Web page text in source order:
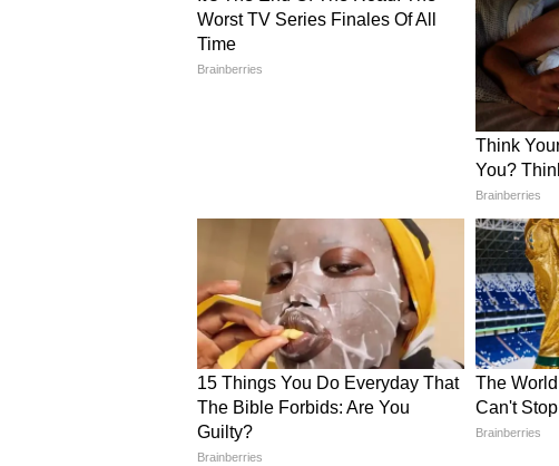
लाइफ राफ्ट का भी समंदर में टिके रहना
विमान लगातार इस पूरे खौफनाक मंजर पर
समंदर के बीच रहस्यमयी तालमेल: 'MV
तनाव तब और बढ़ गया जब यह महसूस किया
समय तक सुरक्षित नहीं रखा जा सकता। तब
स्थल के पास मौजूद एक विशाल कमर्शियल
एंड नेविस के झंडे वाला यह भारी-भरकम
एयरक्राफ्ट से मिले संदेश के बाद, 'MV जबल
लहरों को चीरते हुए डूबती नाव की तरफ बढ़
नौसेना और एक व्यापारिक जहाज के बीच
स्ट्रेट ऑफ होर्मुज का बारूद: क्या यह
यह खौफनाक रेस्क्यू ऑपरेशन ऐसे समय में हुआ
ओमान का यह पूर्वी तट और दुनिया का सबसे